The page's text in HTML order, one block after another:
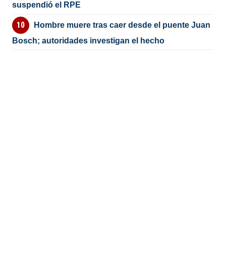
suspendió el RPE
Hombre muere tras caer desde el puente Juan
Bosch; autoridades investigan el hecho